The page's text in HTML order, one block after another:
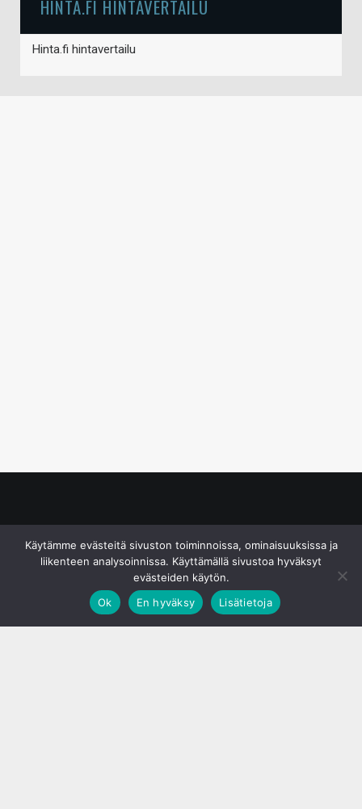
HINTA.FI HINTAVERTAILU
Hinta.fi hintavertailu
Käytämme evästeitä sivuston toiminnoissa, ominaisuuksissa ja
liikenteen analysoinnissa. Käyttämällä sivustoa hyväksyt
evästeiden käytön.
Ok
En hyväksy Lisätietoja